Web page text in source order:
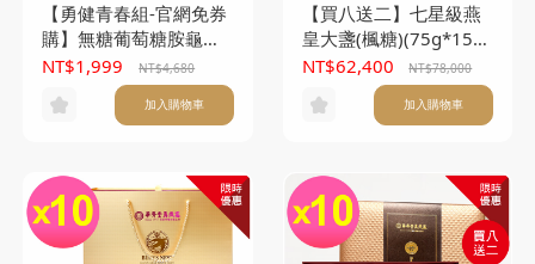
【勇健青春組-官網免券
購】無糖葡萄糖胺龜鹿
四珍飲 (60mlx30入)+新
雙效膠原蛋白飲
(60mlx30入)
NT$1,999 NT$4,680
加入購物車
【買八送二】七星級燕
皇大盞(楓糖)(75g*15
入/盒) *10盒
NT$62,400 NT$78,000
加入購物車